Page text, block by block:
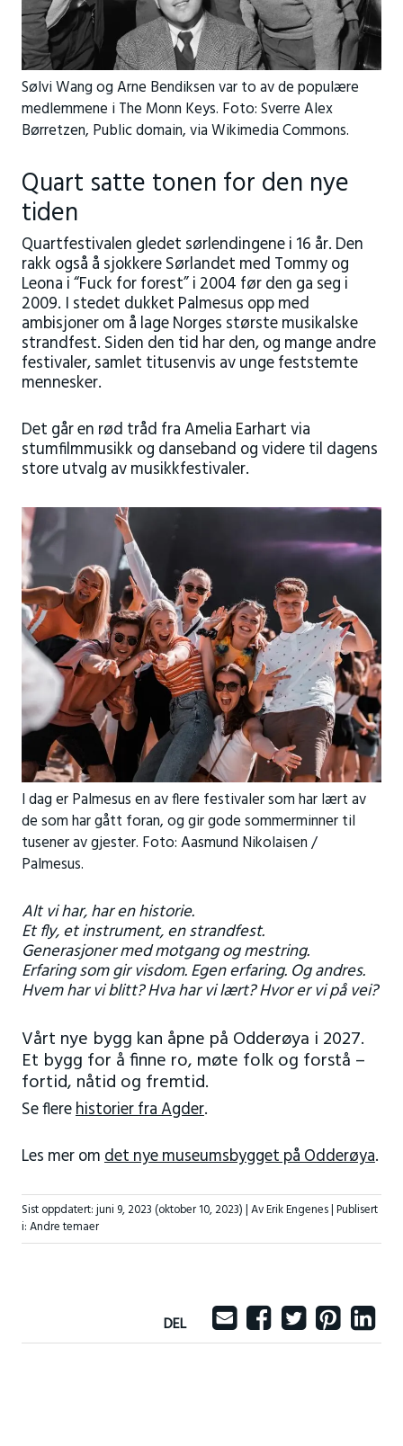
Sølvi Wang og Arne Bendiksen var to av de populære
medlemmene i The Monn Keys. Foto: Sverre Alex
Børretzen, Public domain, via Wikimedia Commons.
Quart satte tonen for den nye
tiden
Quartfestivalen gledet sørlendingene i 16 år. Den
rakk også å sjokkere Sørlandet med Tommy og
Leona i “Fuck for forest” i 2004 før den ga seg i
2009. I stedet dukket Palmesus opp med
ambisjoner om å lage Norges største musikalske
strandfest. Siden den tid har den, og mange andre
festivaler, samlet titusenvis av unge feststemte
mennesker.
Det går en rød tråd fra Amelia Earhart via
stumfilmmusikk og danseband og videre til dagens
store utvalg av musikkfestivaler.
I dag er Palmesus en av flere festivaler som har lært av
de som har gått foran, og gir gode sommerminner til
tusener av gjester. Foto: Aasmund Nikolaisen /
Palmesus.
Alt vi har, har en historie.
Et fly, et instrument, en strandfest.
Generasjoner med motgang og mestring.
Erfaring som gir visdom. Egen erfaring. Og andres.
Hvem har vi blitt? Hva har vi lært? Hvor er vi på vei?
Vårt nye bygg kan åpne på Odderøya i 2027.
Et bygg for å finne ro, møte folk og forstå –
fortid, nåtid og fremtid.
Se flerehistorier fra Agder.
Les mer omdet nye museumsbygget på Odderøya.
Sist oppdatert:juni 9, 2023 (oktober 10, 2023)| Av Erik Engenes |Publisert
i:Andre temaer
DEL